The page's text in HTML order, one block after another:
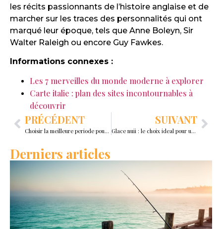
les récits passionnants de l’histoire anglaise et de
marcher sur les traces des personnalités qui ont
marqué leur époque, tels que Anne Boleyn, Sir
Walter Raleigh ou encore Guy Fawkes.
Informations connexes :
Les 7 merveilles du monde moderne à explorer
Carte italie : plan des sites incontournables à
découvrir
PRÉCÉDENT
Choisir la meilleure periode pour partir en thailande
SUIVANT
Glace nuii : le choix ideal pour une pause sucree sur la plage
Derniers articles